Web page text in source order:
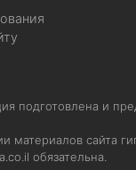
подготовлена и
материалов сайта
обязательна.